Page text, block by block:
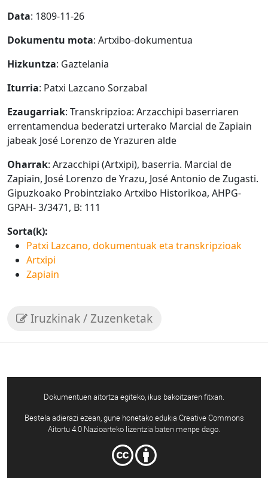
Data: 1809-11-26
Dokumentu mota: Artxibo-dokumentua
Hizkuntza: Gaztelania
Iturria: Patxi Lazcano Sorzabal
Ezaugarriak: Transkripzioa: Arzacchipi baserriaren
errentamendua bederatzi urterako Marcial de Zapiain
jabeak José Lorenzo de Yrazuren alde
Oharrak: Arzacchipi (Artxipi), baserria. Marcial de
Zapiain, José Lorenzo de Yrazu, José Antonio de Zugasti.
Gipuzkoako Probintziako Artxibo Historikoa, AHPG-
GPAH- 3/3471, B: 111
Sorta(k):
Patxi Lazcano, dokumentuak eta transkripzioak
Artxipi
Zapiain
Iruzkinak / Zuzenketak
Dokumentuen aitortza egiteko, ikus bakoitzaren fitxan.
Bestela adierazi ezean, gune honetako edukia Creative Commons
Aitortu 4.0 Nazioarteko lizentzia baten menpe dago.